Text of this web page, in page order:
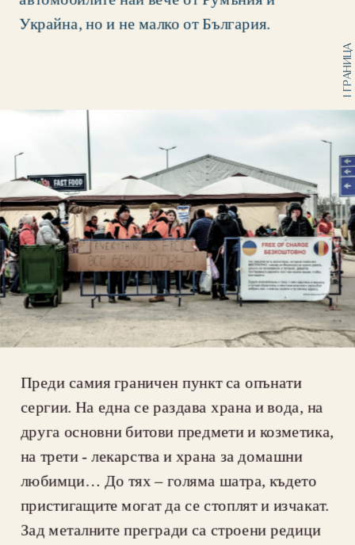
Украйна, но и не малко от България.
Преди самия граничен пункт са опънати
сергии. На една се раздава храна и вода, на
друга основни битови предмети и козметика,
на трети - лекарства и храна за домашни
любимци… До тях – голяма шатра, където
пристигащите могат да се стоплят и изчакат.
Зад металните прегради са строени редици
I ГРАНИЦА